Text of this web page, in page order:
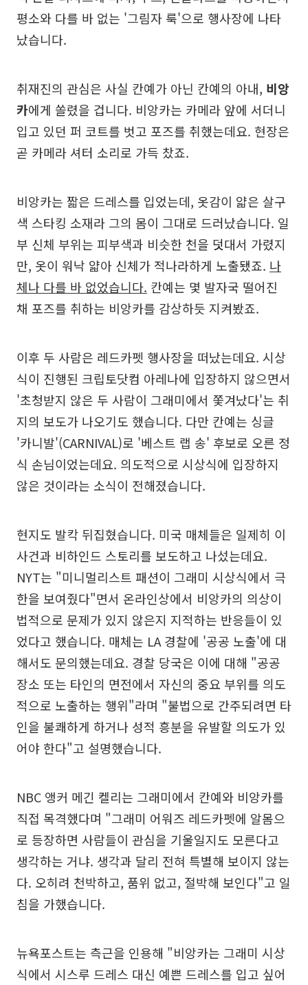
평소와 다를 바 없는 '그림자 룩'으로 행사장에 나타
났습니다.
취재진의 관심은 사실 칸예가 아닌 칸예의 아내, 비앙
카에게 쏠렸을 겁니다. 비앙카는 카메라 앞에 서더니
입고 있던 퍼 코트를 벗고 포즈를 취했는데요. 현장은
곧 카메라 셔터 소리로 가득 찼죠.
비앙카는 짧은 드레스를 입었는데, 옷감이 얇은 살구
색 스타킹 소재라 그의 몸이 그대로 드러났습니다. 일
부 신체 부위는 피부색과 비슷한 천을 덧대서 가렸지
만, 옷이 워낙 얇아 신체가 적나라하게 노출됐죠. 나
체나 다를 바 없었습니다. 칸예는 몇 발자국 떨어진
채 포즈를 취하는 비앙카를 감상하듯 지켜봤죠.
이후 두 사람은 레드카펫 행사장을 떠났는데요. 시상
식이 진행된 크립토닷컴 아레나에 입장하지 않으면서
'초청받지 않은 두 사람이 그래미에서 쫓겨났다'는 취
지의 보도가 나오기도 했습니다. 다만 칸예는 싱글
'카니발'(CARNIVAL)로 '베스트 랩 송' 후보로 오른 정
식 손님이었는데요. 의도적으로 시상식에 입장하지
않은 것이라는 소식이 전해졌습니다.
현지도 발칵 뒤집혔습니다. 미국 매체들은 일제히 이
사건과 비하인드 스토리를 보도하고 나섰는데요.
NYT는 "미니멀리스트 패션이 그래미 시상식에서 극
한을 보여줬다"면서 온라인상에서 비앙카의 의상이
법적으로 문제가 있지 않은지 지적하는 반응들이 있
었다고 했습니다. 매체는 LA 경찰에 '공공 노출'에 대
해서도 문의했는데요. 경찰 당국은 이에 대해 "공공
장소 또는 타인의 면전에서 자신의 중요 부위를 의도
적으로 노출하는 행위"라며 "불법으로 간주되려면 타
인을 불쾌하게 하거나 성적 흥분을 유발할 의도가 있
어야 한다"고 설명했습니다.
NBC 앵커 메긴 켈리는 그래미에서 칸예와 비앙카를
직접 목격했다며 "그래미 어워즈 레드카펫에 알몸으
로 등장하면 사람들이 관심을 기울일지도 모른다고
생각하는 거냐. 생각과 달리 전혀 특별해 보이지 않는
다. 오히려 천박하고, 품위 없고, 절박해 보인다"고 일
침을 가했습니다.
뉴욕포스트는 측근을 인용해 "비앙카는 그래미 시상
식에서 시스루 드레스 대신 예쁜 드레스를 입고 싶어